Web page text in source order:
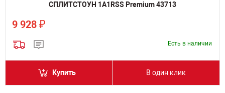
СПЛИТСТОУН 1A1RSS Premium 43713
9 928 ₽
Есть в наличии
Купить В один клик